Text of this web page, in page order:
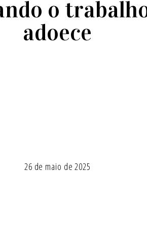
o
adoece
26 de maio de 2025